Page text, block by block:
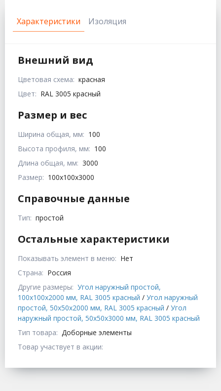
Характеристики Изоляция
Внешний вид
Цветовая схема: красная
Цвет: RAL 3005 красный
Размер и вес
Ширина общая, мм: 100
Высота профиля, мм: 100
Длина общая, мм: 3000
Размер: 100x100x3000
Справочные данные
Тип: простой
Остальные характеристики
Показывать элемент в меню: Нет
Страна: Россия
Другие размеры: Угол наружный простой,
100x100x2000 мм, RAL 3005 красный / Угол наружный
простой, 50x50x2000 мм, RAL 3005 красный / Угол
наружный простой, 50x50x3000 мм, RAL 3005 красный
Тип товара: Доборные элементы
Товар участвует в акции: